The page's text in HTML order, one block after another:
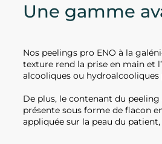
Une gamme
Nos peelings pro ENO à la
texture rend la prise en main et
alcooliques ou hydroalcooliques
De plus, le contenant du peeling
présente sous forme de flacon
appliquée sur la peau du